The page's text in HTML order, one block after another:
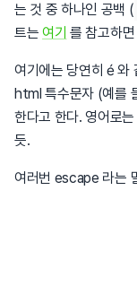
는 것 중 하나인 공백 (
트는여기 를 참고하
여기에는 당연히 é 와
html 특수문자 (예를
한다고 한다. 영어로
듯.
여러번 escape 라는